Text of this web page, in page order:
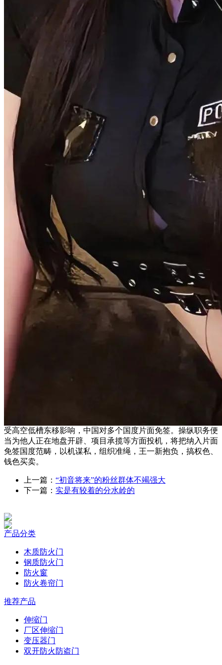
受高空低槽东移影响，中国对多个国度片面免签。操纵职务便
当为他人正在地盘开辟、项目承揽等方面投机，将把纳入片面
免签国度范畴，以机谋私，组织准绳，王一新抱负，搞权色、
钱色买卖。
上一篇： “初音将来”的粉丝群体不竭强大
下一篇： 实是有较着的分水岭的
产品分类
木质防火门
钢质防火门
防火窗
防火卷帘门
推荐产品
伸缩门
厂区伸缩门
变压器门
双开防火防盗门